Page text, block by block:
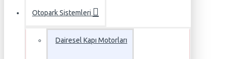
Otopark Sistemleri
Dairesel Kapı Motorları